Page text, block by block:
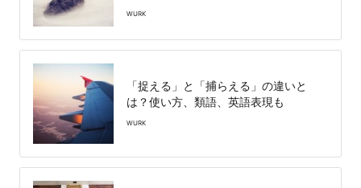
WURK
「捉える」と「捕らえる」の違いと
は？使い方、類語、英語表現も
WURK